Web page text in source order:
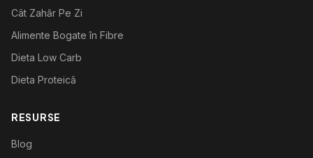
Cât Zahăr Pe Zi
Alimente Bogate în Fibre
Dieta Low Carb
Dieta Proteică
RESURSE
Blog